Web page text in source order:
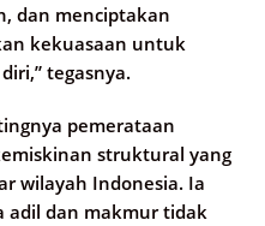
dan menciptakan
kekuasaan untuk
tegasnya.
pemerataan
struktural yang
wilayah Indonesia. Ia
adil dan makmur tidak